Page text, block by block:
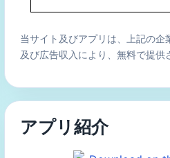
当サイト及びアプリは、上記の企
及び広告収入により、無料で提供
アプリ紹介